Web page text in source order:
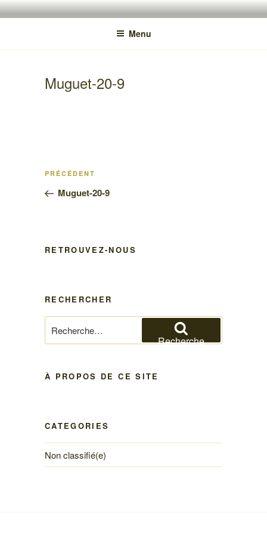
Aller
au
principal
VALPHOTOS.CH
Présentations d'images naturalites de montagne
Menu
Muguet-20-9
Navigation
l’article
Article
précédent
PRÉCÉDENT
Muguet-20-9
RETROUVEZ-NOUS
RECHERCHER
pour
Recherche
À PROPOS DE CE SITE
CATEGORIES
Non classifié(e)